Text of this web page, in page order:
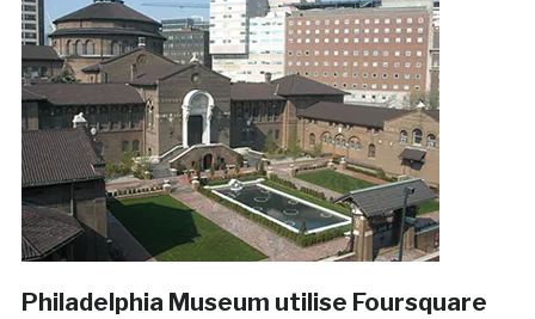
Philadelphia Museum utilise Foursquare